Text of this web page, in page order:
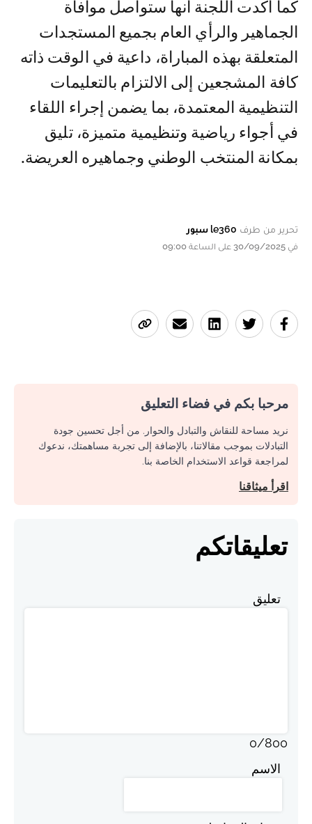
كما أكدت اللجنة أنها ستواصل موافاة
الجماهير والرأي العام بجميع المستجدات
المتعلقة بهذه المباراة، داعية في الوقت ذاته
كافة المشجعين إلى الالتزام بالتعليمات
التنظيمية المعتمدة، بما يضمن إجراء اللقاء
في أجواء رياضية وتنظيمية متميزة، تليق
بمكانة المنتخب الوطني وجماهيره العريضة.
تحرير من طرف le360 سبور
في 30/09/2025 على الساعة 09:00
مرحبا بكم في فضاء التعليق
نريد مساحة للنقاش والتبادل والحوار. من أجل تحسين جودة
التبادلات بموجب مقالاتنا، بالإضافة إلى تجربة مساهمتك، ندعوك
لمراجعة قواعد الاستخدام الخاصة بنا.
اقرأ ميثاقنا
تعليقاتكم
تعليق
0/800
الاسم